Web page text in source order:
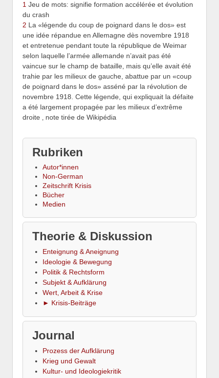
1 Jeu de mots: signifie formation accélérée et évolution
du crash
2 La «légende du coup de poignard dans le dos» est
une idée répandue en Allemagne dès novembre 1918
et entretenue pendant toute la république de Weimar
selon laquelle l’armée allemande n’avait pas été
vaincue sur le champ de bataille, mais qu’elle avait été
trahie par les milieux de gauche, abattue par un «coup
de poignard dans le dos» asséné par la révolution de
novembre 1918. Cette légende, qui expliquait la défaite
a été largement propagée par les milieux d’extrême
droite ‚ note tirée de Wikipédia
Rubriken
Autor*innen
Non-German
Zeitschrift Krisis
Bücher
Medien
Theorie & Diskussion
Enteignung & Aneignung
Ideologie & Bewegung
Politik & Rechtsform
Subjekt & Aufklärung
Wert, Arbeit & Krise
► Krisis-Beiträge
Journal
Prozess der Aufklärung
Krieg und Gewalt
Kultur- und Ideologiekritik